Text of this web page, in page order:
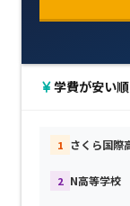
学費が安い
1 さくら国際
2 N高等学校